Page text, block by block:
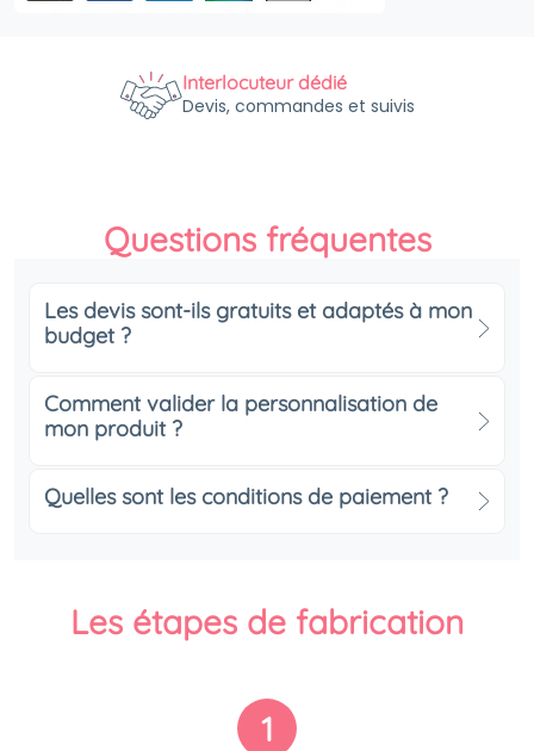
Interlocuteur dédié
Devis, commandes et suivis
Questions fréquentes
Les devis sont-ils gratuits et adaptés à mon
budget ?
Comment valider la personnalisation de
mon produit ?
Quelles sont les conditions de paiement ?
Les étapes de fabrication
1